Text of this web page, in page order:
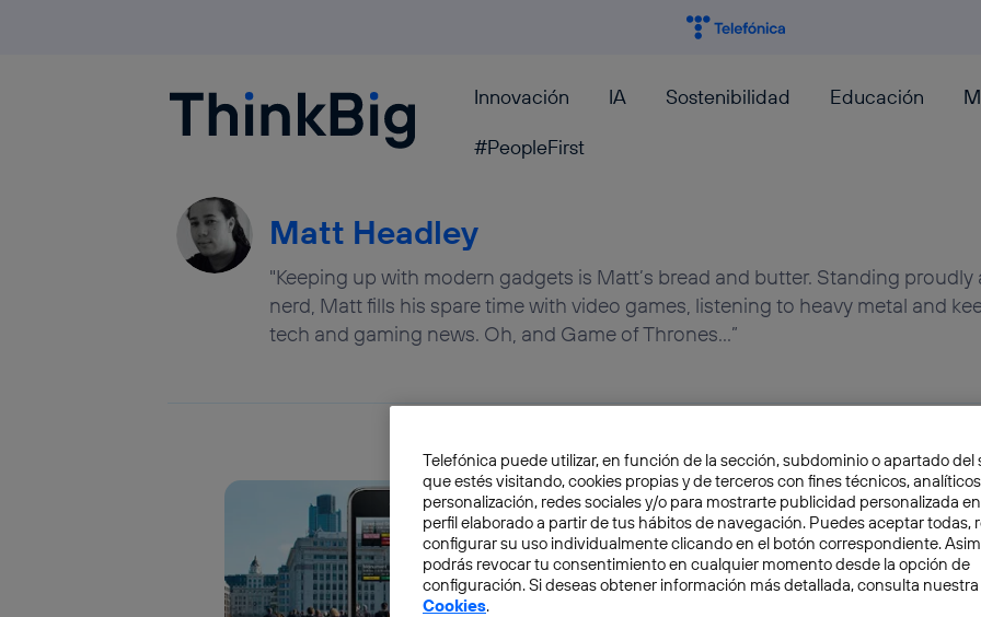
Blogthinkbig.com Innovación IA Sostenibilidad Educación
#PeopleFirst
Matt Headley
"Keeping up with modern gadgets is Matt’s bread and butter. Standing proudly
nerd, Matt fills his spare time with video games, listening to heavy metal and
tech and gaming news. Oh, and Game of Thrones…”
¿Intercambiando
realidad? Las aplicaciones
el mundo real no tienen
Telefónica puede utilizar, en función de la sección, subdominio o apartado del
que estés visitando, cookies propias y de terceros con fines técnicos,
personalización, redes sociales y/o para mostrarte publicidad personalizada
perfil elaborado a partir de tus hábitos de navegación. Puedes aceptar todas,
configurar su uso individualmente clicando en el botón correspondiente.
podrás revocar tu consentimiento en cualquier momento desde la opción de
configuración. Si deseas obtener información más detallada, consulta nuestra
Cookies.